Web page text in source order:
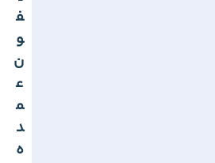
ف
و
ن
ع
م
د
ه